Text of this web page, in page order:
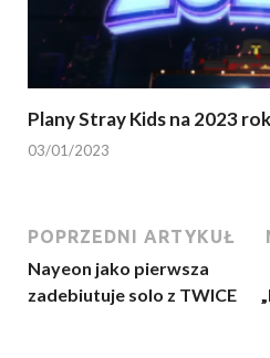
Plany Stray Kids na 2023 rok
03/01/2023
POPRZEDNI ARTYKUŁ
Nayeon jako pierwsza
zadebiutuje solo z TWICE